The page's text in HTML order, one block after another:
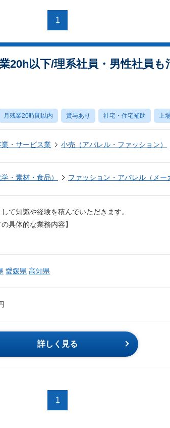
1
20h以下/理系社員・男性社員
月残業20時間以内 賞与あり 社宅・住宅補助 上
・サービス業 小売（アパレル・ファッション）
・素材・食品） ファッション・アパレル（メー
て知識や経験を積んでいただきます。
の具体的な業務内容】
愛媛県 高知県
詳しく見る
1